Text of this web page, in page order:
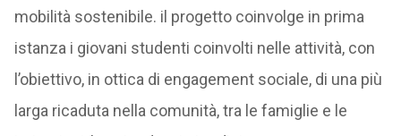
mobilità sostenibile. il progetto coinvolge in prima
istanza i giovani studenti coinvolti nelle attività, con
l’obiettivo, in ottica di engagement sociale, di una più
larga ricaduta nella comunità, tra le famiglie e le